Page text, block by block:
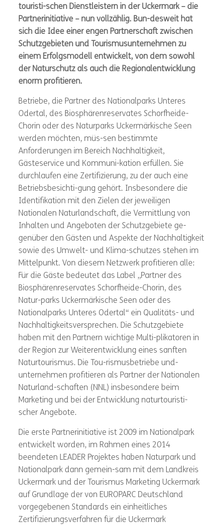
touristi-schen Dienstleistern in der Uckermark – die
Partnerinitiative – nun vollzählig. Bun-desweit hat
sich die Idee einer engen Partnerschaft zwischen
Schutzgebieten und Tourismusunternehmen zu
einem Erfolgsmodell entwickelt, von dem sowohl
der Naturschutz als auch die Regionalentwicklung
enorm profitieren.
Betriebe, die Partner des Nationalparks Unteres
Odertal, des Biosphärenreservates Schorfheide-
Chorin oder des Naturparks Uckermärkische Seen
werden möchten, müs-sen bestimmte
Anforderungen im Bereich Nachhaltigkeit,
Gästeservice und Kommuni-kation erfüllen. Sie
durchlaufen eine Zertifizierung, zu der auch eine
Betriebsbesichti-gung gehört. Insbesondere die
Identifikation mit den Zielen der jeweiligen
Nationalen Naturlandschaft, die Vermittlung von
Inhalten und Angeboten der Schutzgebiete ge-
genüber den Gästen und Aspekte der Nachhaltigkeit
sowie des Umwelt- und Klima-schutzes stehen im
Mittelpunkt. Von diesem Netzwerk profitieren alle:
Für die Gäste bedeutet das Label „Partner des
Biosphärenreservates Schorfheide-Chorin, des
Natur-parks Uckermärkische Seen oder des
Nationalparks Unteres Odertal“ ein Qualitäts- und
Nachhaltigkeitsversprechen. Die Schutzgebiete
haben mit den Partnern wichtige Multi-plikatoren in
der Region zur Weiterentwicklung eines sanften
Naturtourismus. Die Tou-rismusbetriebe und-
unternehmen profitieren als Partner der Nationalen
Naturland-schaften (NNL) insbesondere beim
Marketing und bei der Entwicklung naturtouristi-
scher Angebote.
Die erste Partnerinitiative ist 2009 im Nationalpark
entwickelt worden, im Rahmen eines 2014
beendeten LEADER Projektes haben Naturpark und
Nationalpark dann gemein-sam mit dem Landkreis
Uckermark und der Tourismus Marketing Uckermark
auf Grundlage der von EUROPARC Deutschland
vorgegebenen Standards ein einheitliches
Zertifizierungsverfahren für die Uckermark